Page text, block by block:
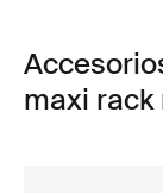
maxi rack